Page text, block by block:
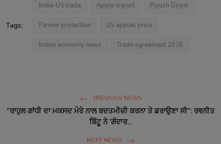
Tags:
India-US trade Apple import Piyush Goyal
Farmer protection US apples price
Indian economy news Trade agreement 2026
PREVIOUS NEWS
"ਰਾਹੁਲ ਗਾਂਧੀ ਦਾ ਮਕਸਦ ਮੇਰੇ ਨਾਲ ਬਦਤਮੀਜ਼ੀ ਕਰਨਾ ਤੇ ਡਰਾਉਣਾ ਸੀ": ਰਵਨੀਤ
ਬਿੱਟੂ ਨੇ 'ਗੱਦਾਰ...
NEXT NEWS